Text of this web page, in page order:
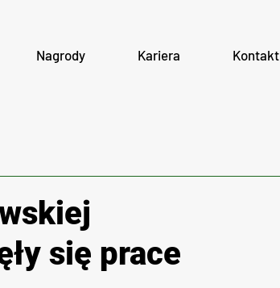
Nagrody Kariera Kontakt
się prace